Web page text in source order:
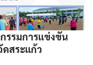
รรมการแข่งขัน
สระแก้ว